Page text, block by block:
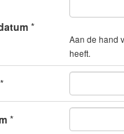
*
Aan de hand
heeft.
*
*